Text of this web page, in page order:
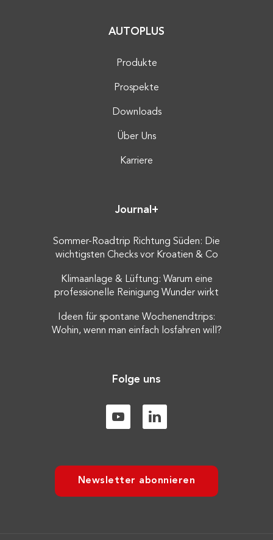
AUTOPLUS
Produkte
Prospekte
Downloads
Über Uns
Karriere
Journal+
Sommer-Roadtrip Richtung Süden: Die
wichtigsten Checks vor Kroatien & Co
Klimaanlage & Lüftung: Warum eine
professionelle Reinigung Wunder wirkt
Ideen für spontane Wochenendtrips:
Wohin, wenn man einfach losfahren will?
Folge uns
Newsletter abonnieren